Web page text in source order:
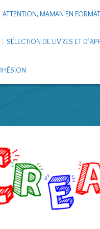
ATTENTION, MAMAN EN
SÉLECTION DE LIVRES ET